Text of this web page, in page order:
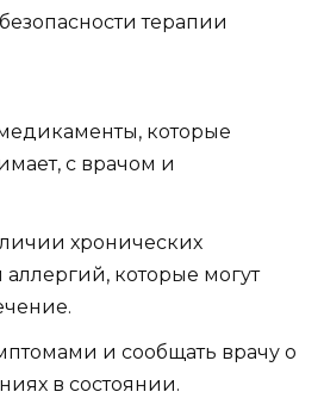
терапии
которые
с врачом и
хронических
которые могут
и сообщать врачу о
в состоянии.